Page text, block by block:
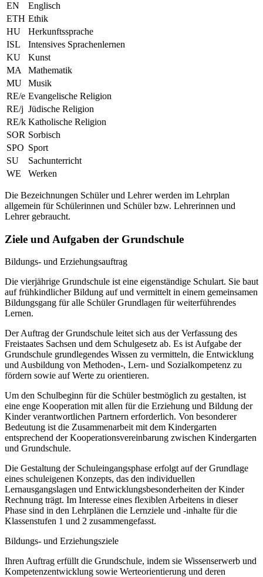
EN
Englisch
ETH Ethik
HU
Herkunftssprache
ISL
Intensives Sprachenlernen
KU
Kunst
MA
Mathematik
MU
Musik
RE/e Evangelische Religion
RE/j Jüdische Religion
RE/k Katholische Religion
SOR Sorbisch
SPO Sport
SU
Sachunterricht
WE
Werken
Die Bezeichnungen Schüler und Lehrer werden im Lehrplan
allgemein für Schülerinnen und Schüler bzw. Lehrerinnen und
Lehrer gebraucht.
Ziele und Aufgaben der Grundschule
Bildungs- und Erziehungsauftrag
Die vierjährige Grundschule ist eine eigenständige Schulart. Sie baut
auf frühkindlicher Bildung auf und vermittelt in einem gemeinsamen
Bildungsgang für alle Schüler Grundlagen für weiterführendes
Lernen.
Der Auftrag der Grundschule leitet sich aus der Verfassung des
Freistaates Sachsen und dem Schulgesetz ab. Es ist Aufgabe der
Grundschule grundlegendes Wissen zu vermitteln, die Entwicklung
und Ausbildung von Methoden-, Lern- und Sozialkompetenz zu
fördern sowie auf Werte zu orientieren.
Um den Schulbeginn für die Schüler bestmöglich zu gestalten, ist
eine enge Kooperation mit allen für die Erziehung und Bildung der
Kinder verantwortlichen Partnern erforderlich. Von besonderer
Bedeutung ist die Zusammenarbeit mit dem Kindergarten
entsprechend der Kooperationsvereinbarung zwischen Kindergarten
und Grundschule.
Die Gestaltung der Schuleingangsphase erfolgt auf der Grundlage
eines schuleigenen Konzepts, das den individuellen
Lernausgangslagen und Entwicklungsbesonderheiten der Kinder
Rechnung trägt. Im Interesse eines flexiblen Arbeitens in dieser
Phase sind in den Lehrplänen die Lernziele und -inhalte für die
Klassenstufen 1 und 2 zusammengefasst.
Bildungs- und Erziehungsziele
Ihren Auftrag erfüllt die Grundschule, indem sie Wissenserwerb und
Kompetenzentwicklung sowie Werteorientierung und deren